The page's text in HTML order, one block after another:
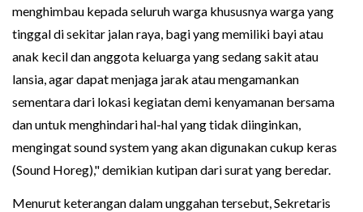
menghimbau kepada seluruh warga khususnya warga yang
tinggal di sekitar jalan raya, bagi yang memiliki bayi atau
anak kecil dan anggota keluarga yang sedang sakit atau
lansia, agar dapat menjaga jarak atau mengamankan
sementara dari lokasi kegiatan demi kenyamanan bersama
dan untuk menghindari hal-hal yang tidak diinginkan,
mengingat sound system yang akan digunakan cukup keras
(Sound Horeg)," demikian kutipan dari surat yang beredar.
Menurut keterangan dalam unggahan tersebut, Sekretaris